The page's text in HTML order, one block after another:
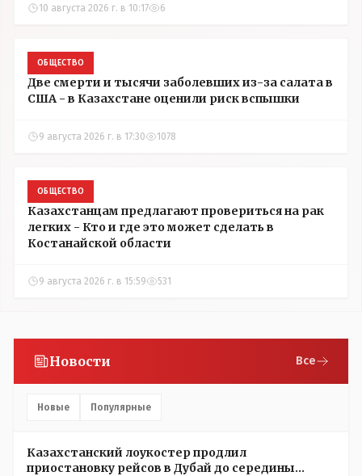
10 августа 2026 г. в 10:17 6
ОБЩЕСТВО
Две смерти и тысячи заболевших из-за салата в
США - в Казахстане оценили риск вспышки
9 августа 2026 г. в 17:30 1078
ОБЩЕСТВО
Казахстанцам предлагают провериться на рак
легких - Кто и где это может сделать в
Костанайской области
9 августа 2026 г. в 15:59 531
Новости Все
Новые Популярные
Казахстанский лоукостер продлил
приостановку рейсов в Дубай до середины